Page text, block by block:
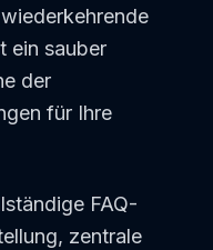
ein sauber
der
für Ihre
FAQ-
zentrale